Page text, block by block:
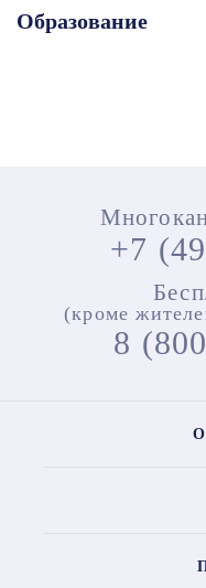
Образование
+7
(кроме
8